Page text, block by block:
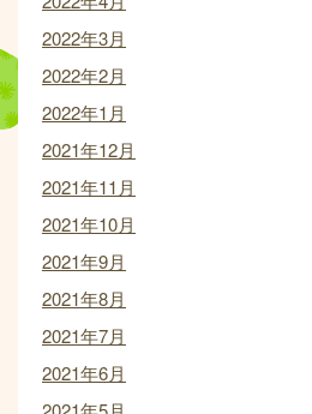
2022年3月
2022年2月
2022年1月
2021年12月
2021年11月
2021年10月
2021年9月
2021年8月
2021年7月
2021年6月